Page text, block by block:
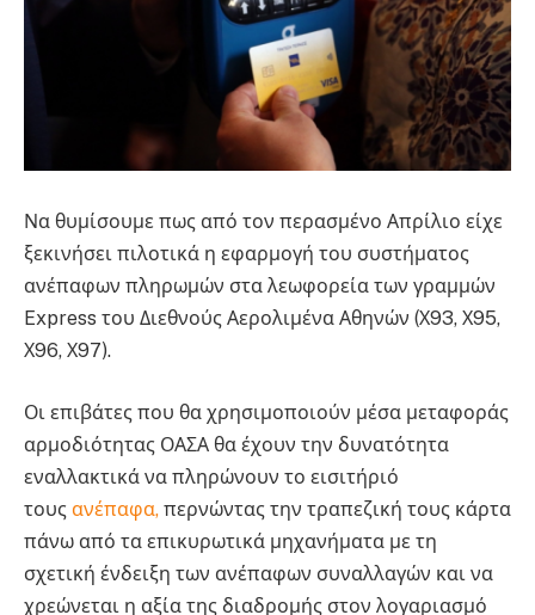
Να θυμίσουμε πως από τον περασμένο Απρίλιο είχε
ξεκινήσει πιλοτικά η εφαρμογή του συστήματος
ανέπαφων πληρωμών στα λεωφορεία των γραμμών
Express του Διεθνούς Αερολιμένα Αθηνών (Χ93, Χ95,
Χ96, Χ97).
Οι επιβάτες που θα χρησιμοποιούν μέσα μεταφοράς
αρμοδιότητας ΟΑΣΑ θα έχουν την δυνατότητα
εναλλακτικά να πληρώνουν το εισιτήριό
τους ανέπαφα, περνώντας την τραπεζική τους κάρτα
πάνω από τα επικυρωτικά μηχανήματα με τη
σχετική ένδειξη των ανέπαφων συναλλαγών και να
χρεώνεται η αξία της διαδρομής στον λογαριασμό